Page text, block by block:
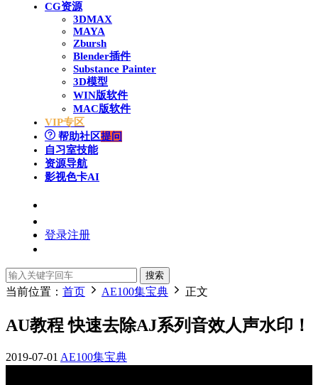
CG资源
3DMAX
MAYA
Zbursh
Blender插件
Substance Painter
3D模型
WIN版软件
MAC版软件
VIP专区
帮助社区提问
自习室技能
资源导航
影视色卡AI
登录注册
搜索
当前位置： 首页 AE100集宝典 正文
AU教程 快速去除AJ系列音效人声水印！
2019-07-01 AE100集宝典